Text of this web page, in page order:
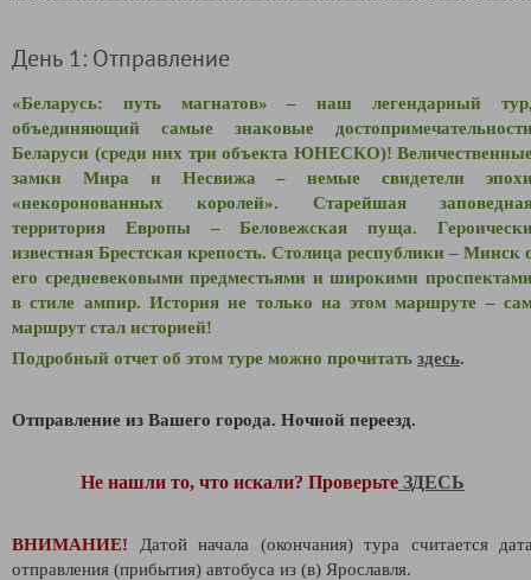
День 1: Отправление
«Беларусь: путь магнатов» – наш легендарный
объединяющий самые знаковые
Беларуси (среди них три объекта ЮНЕСКО)!
замки Мира и Несвижа – немые свидетели
«некоронованных королей». Старейшая
территория Европы – Беловежская пуща.
известная Брестская крепость. Столица республики – Минск
его средневековыми предместьями и широкими
в стиле ампир. История не только на этом маршруте –
маршрут стал историей!
Подробный отчет об этом туре можно прочитать здесь.
Отправление из Вашего города. Ночной переезд.
Не нашли то, что искали? Проверьте ЗДЕСЬ
ВНИМАНИЕ! Датой начала (окончания) тура считается
отправления (прибытия) автобуса из (в) Ярославля.